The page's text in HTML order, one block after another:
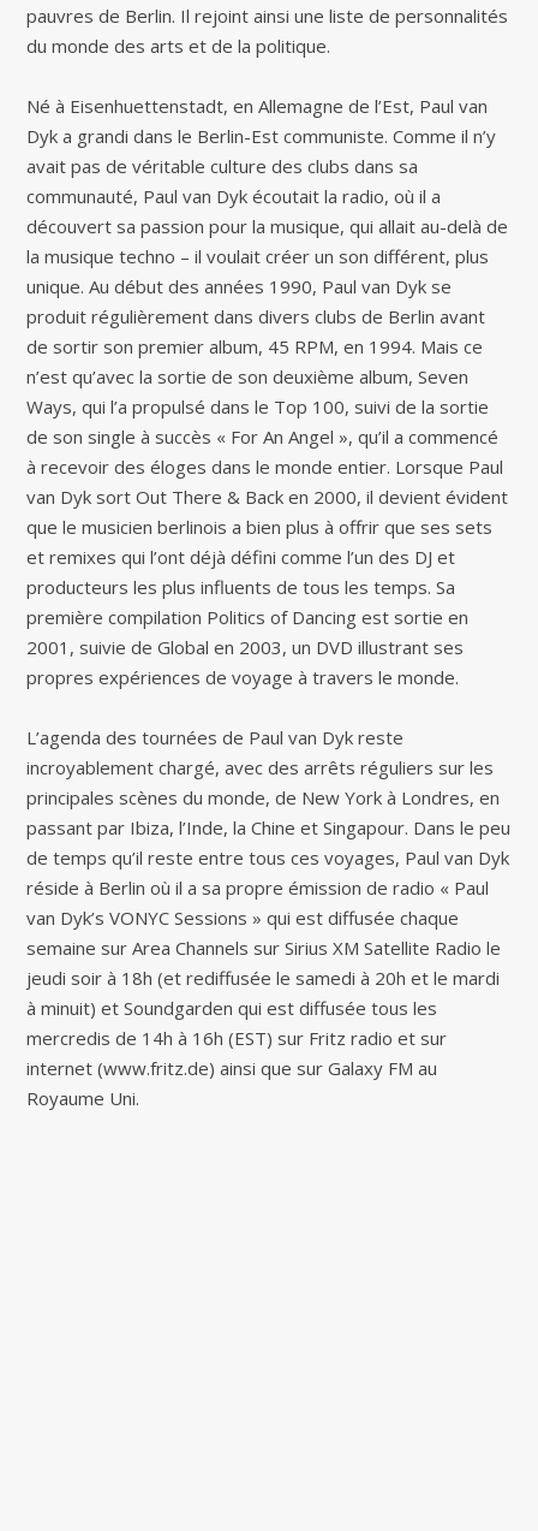
pauvres de Berlin. Il rejoint ainsi une liste de personnalités
du monde des arts et de la politique.
Né à Eisenhuettenstadt, en Allemagne de l’Est, Paul van
Dyk a grandi dans le Berlin-Est communiste. Comme il n’y
avait pas de véritable culture des clubs dans sa
communauté, Paul van Dyk écoutait la radio, où il a
découvert sa passion pour la musique, qui allait au-delà de
la musique techno – il voulait créer un son différent, plus
unique. Au début des années 1990, Paul van Dyk se
produit régulièrement dans divers clubs de Berlin avant
de sortir son premier album, 45 RPM, en 1994. Mais ce
n’est qu’avec la sortie de son deuxième album, Seven
Ways, qui l’a propulsé dans le Top 100, suivi de la sortie
de son single à succès « For An Angel », qu’il a commencé
à recevoir des éloges dans le monde entier. Lorsque Paul
van Dyk sort Out There & Back en 2000, il devient évident
que le musicien berlinois a bien plus à offrir que ses sets
et remixes qui l’ont déjà défini comme l’un des DJ et
producteurs les plus influents de tous les temps. Sa
première compilation Politics of Dancing est sortie en
2001, suivie de Global en 2003, un DVD illustrant ses
propres expériences de voyage à travers le monde.
L’agenda des tournées de Paul van Dyk reste
incroyablement chargé, avec des arrêts réguliers sur les
principales scènes du monde, de New York à Londres, en
passant par Ibiza, l’Inde, la Chine et Singapour. Dans le peu
de temps qu’il reste entre tous ces voyages, Paul van Dyk
réside à Berlin où il a sa propre émission de radio « Paul
van Dyk’s VONYC Sessions » qui est diffusée chaque
semaine sur Area Channels sur Sirius XM Satellite Radio le
jeudi soir à 18h (et rediffusée le samedi à 20h et le mardi
à minuit) et Soundgarden qui est diffusée tous les
mercredis de 14h à 16h (EST) sur Fritz radio et sur
internet (www.fritz.de) ainsi que sur Galaxy FM au
Royaume Uni.